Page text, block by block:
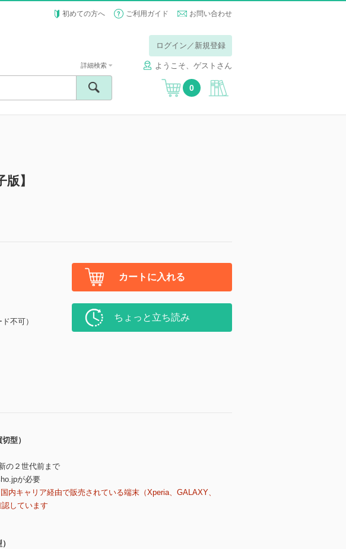
初めての方へ ご利用ガイド お問い合わせ
ログイン／新規登録
ようこそ、ゲストさん
詳細検索
0
】
不可）
カートに入れる
ちょっと立ち読み
型）
の２世代前まで
が必要
内キャリア経由で販売されている端末（Xperia、GALAXY、
しています